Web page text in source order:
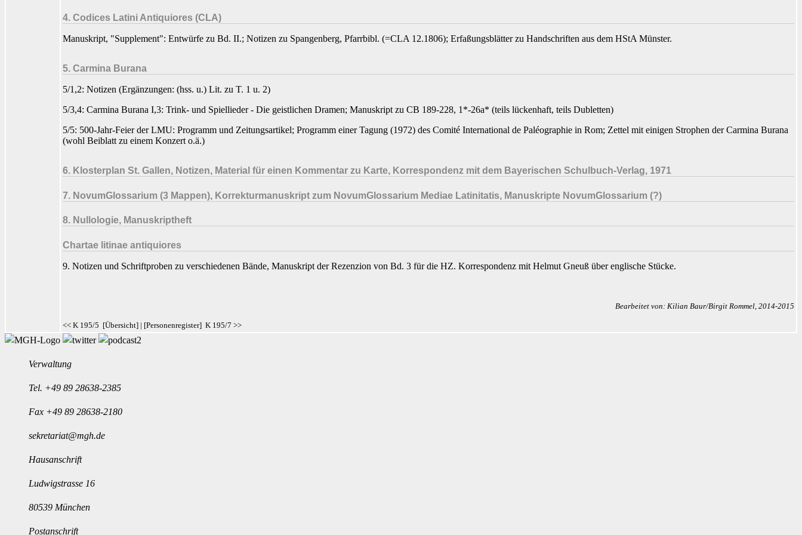
4. Codices Latini Antiquiores (CLA)
Manuskript, "Supplement": Entwürfe zu Bd. II.; Notizen zu Spangenberg, Pfarrbibl. (=CLA 12.1806); Erfaßungsblätter zu Handschriften aus dem HStA Münster.
5. Carmina Burana
5/1,2: Notizen (Ergänzungen: (hss. u.) Lit. zu T. 1 u. 2)
5/3,4: Carmina Burana I,3: Trink- und Spiellieder - Die geistlichen Dramen; Manuskript zu CB 189-228, 1*-26a* (teils lückenhaft, teils Dubletten)
5/5: 500-Jahr-Feier der LMU: Programm und Zeitungsartikel; Programm einer Tagung (1972) des Comité International de Paléographie in Rom; Zettel mit einigen Strophen der Carmina Burana
(wohl Beiblatt zu einem Konzert o.ä.)
6. Klosterplan St. Gallen, Notizen, Material für einen Kommentar zu Karte, Korrespondenz mit dem Bayerischen Schulbuch-Verlag, 1971
7. NovumGlossarium (3 Mappen), Korrekturmanuskript zum NovumGlossarium Mediae Latinitatis, Manuskripte NovumGlossarium (?)
8. Nullologie, Manuskriptheft
Chartae litinae antiquiores
9. Notizen und Schriftproben zu verschiedenen Bände, Manuskript der Rezenzion von Bd. 3 für die HZ. Korrespondenz mit Helmut Gneuß über englische Stücke.
Bearbeitet von: Kilian Baur/Birgit Rommel, 2014-2015
<< K 195/5 [Übersicht] | [Personenregister] K 195/7 >>
Verwaltung
Tel. +49 89 28638-2385
Fax +49 89 28638-2180
sekretariat@mgh.de
Hausanschrift
Ludwigstrasse 16
80539 München
Postanschrift